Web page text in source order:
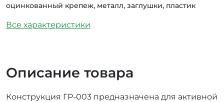
оцинкованный крепеж, металл, заглушки, пластик
Все характеристики
Описание товара
Конструкция ГР-003 предназначена для активной